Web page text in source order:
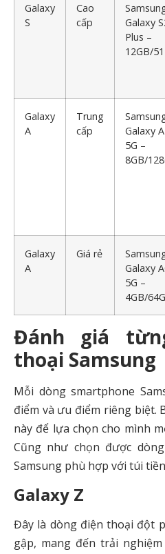
Galaxy
S
Cao
cấp
Galaxy
Plus –
12GB/
Galaxy
A
Trung
cấp
Galaxy
5G –
8GB/
Galaxy
A
Giá rẻ
Galaxy
5G –
4GB/
Đánh giá
thoại Samsung
Mỗi dòng smartphone
điểm và ưu điểm riêng biệt.
này để lựa chọn cho mình
Cũng như chọn được
Samsung phù hợp với túi
Galaxy Z
Đây là dòng điện thoại đột
gập, mang đến trải